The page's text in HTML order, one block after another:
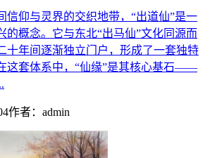
信仰与灵界的交织地带，“出道仙”是一
的概念。它与东北“出马仙”文化同源而
十年间逐渐独立门户，形成了一套独特
这套体系中，“仙缘”是其核心基石——
作者： admin